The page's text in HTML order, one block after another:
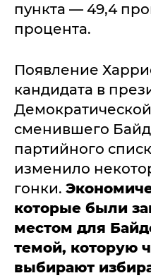
пункта — 49,4
процента.
Появление
кандидата в
сменившего
партийного
изменило
гонки.
которые были
местом для
темой, которую
выбирают